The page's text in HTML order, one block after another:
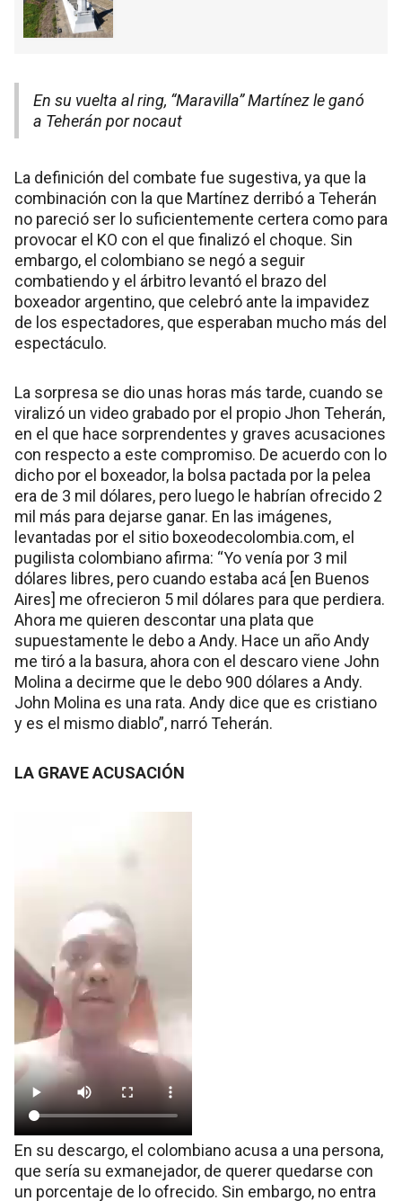
En su vuelta al ring, “Maravilla” Martínez le ganó
a Teherán por nocaut
La definición del combate fue sugestiva, ya que la
combinación con la que Martínez derribó a Teherán
no pareció ser lo suficientemente certera como para
provocar el KO con el que finalizó el choque. Sin
embargo, el colombiano se negó a seguir
combatiendo y el árbitro levantó el brazo del
boxeador argentino, que celebró ante la impavidez
de los espectadores, que esperaban mucho más del
espectáculo.
La sorpresa se dio unas horas más tarde, cuando se
viralizó un video grabado por el propio Jhon Teherán,
en el que hace sorprendentes y graves acusaciones
con respecto a este compromiso. De acuerdo con lo
dicho por el boxeador, la bolsa pactada por la pelea
era de 3 mil dólares, pero luego le habrían ofrecido 2
mil más para dejarse ganar. En las imágenes,
levantadas por el sitio boxeodecolombia.com, el
pugilista colombiano afirma: “Yo venía por 3 mil
dólares libres, pero cuando estaba acá [en Buenos
Aires] me ofrecieron 5 mil dólares para que perdiera.
Ahora me quieren descontar una plata que
supuestamente le debo a Andy. Hace un año Andy
me tiró a la basura, ahora con el descaro viene John
Molina a decirme que le debo 900 dólares a Andy.
John Molina es una rata. Andy dice que es cristiano
y es el mismo diablo”, narró Teherán.
LA GRAVE ACUSACIÓN
En su descargo, el colombiano acusa a una persona,
que sería su exmanejador, de querer quedarse con
un porcentaje de lo ofrecido. Sin embargo, no entra